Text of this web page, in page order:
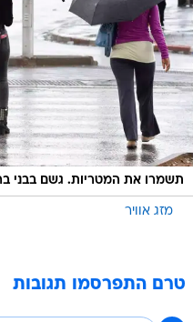
תשמרו את המטריות. גשם בבני
מזג אוויר
טרם התפרסמו תגובות